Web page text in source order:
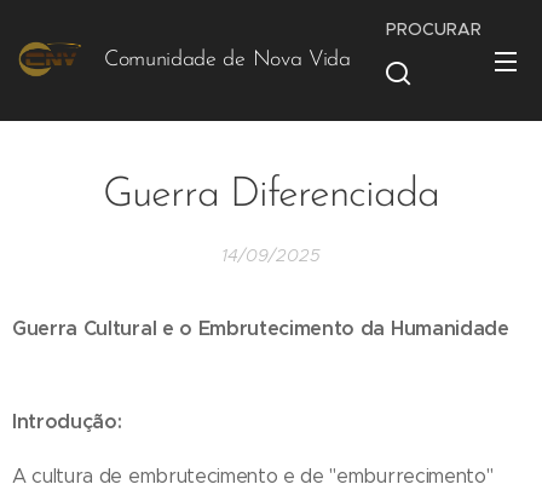
Comunidade de Nova Vida
PROCURAR
Guerra Diferenciada
14/09/2025
Guerra Cultural e o Embrutecimento da Humanidade
Introdução:
A cultura de embrutecimento e de "emburrecimento"